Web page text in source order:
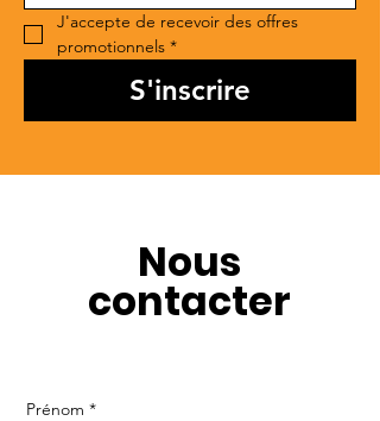
J'accepte de recevoir des offres
promotionnels *
S'inscrire
Nous
contacter
Prénom *